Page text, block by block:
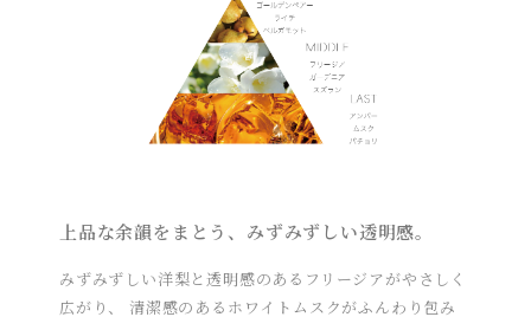
上品な余韻をまとう、みずみずしい透明感。
みずみずしい洋梨と透明感のあるフリージアがやさしく
広がり、 清潔感のあるホワイトムスクがふんわり包み